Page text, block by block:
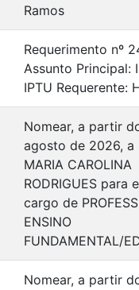
Ramos
Requerimento nº
Assunto Principal:
IPTU Requerente:
Nomear, a partir
agosto de 2026, a
MARIA CAROLINA
RODRIGUES para
cargo de
ENSINO
FUNDAMENTAL/
Nomear, a partir